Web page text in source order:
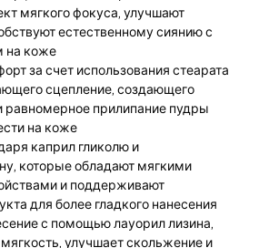
мягкого фокуса, улучшают
естественному сиянию с
на коже
за счет использования стеарата
сцепление, создающего
равномерное прилипание пудры
на коже
каприл гликолю и
которые обладают мягкими
и поддерживают
для более гладкого нанесения
с помощью лауорил лизина,
улучшает скольжение и